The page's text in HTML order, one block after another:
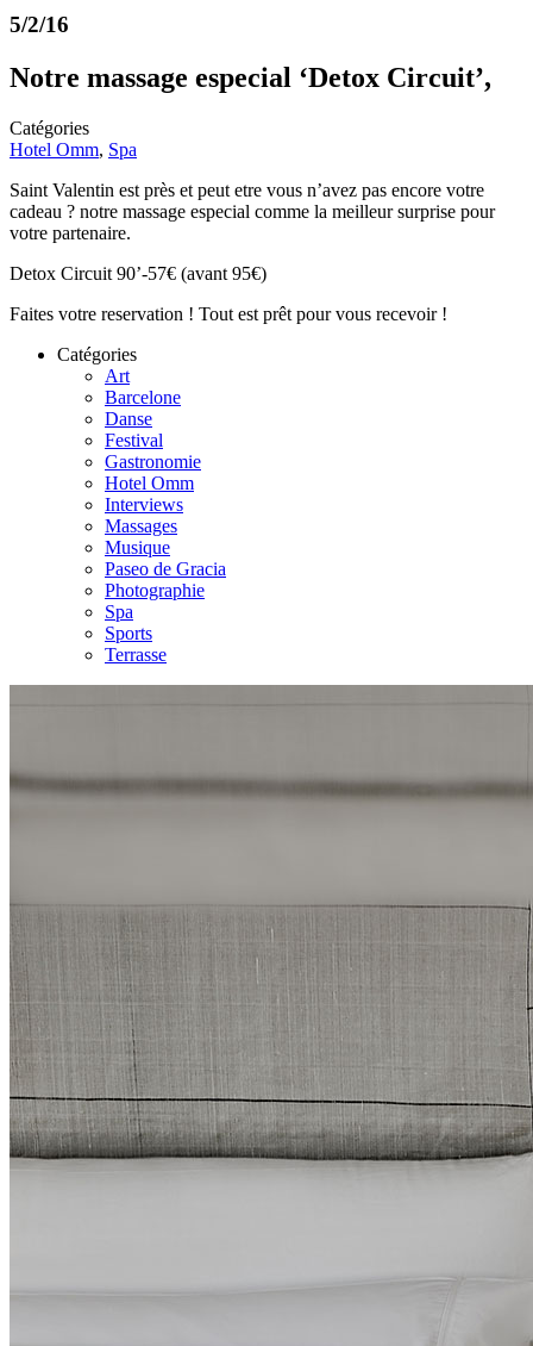
5/2/16
Notre massage especial ‘Detox Circuit’,
Catégories
Hotel Omm, Spa
Saint Valentin est près et peut etre vous n’avez pas encore votre
cadeau ? notre massage especial comme la meilleur surprise pour
votre partenaire.
Detox Circuit 90’-57€ (avant 95€)
Faites votre reservation ! Tout est prêt pour vous recevoir !
Catégories
Art
Barcelone
Danse
Festival
Gastronomie
Hotel Omm
Interviews
Massages
Musique
Paseo de Gracia
Photographie
Spa
Sports
Terrasse